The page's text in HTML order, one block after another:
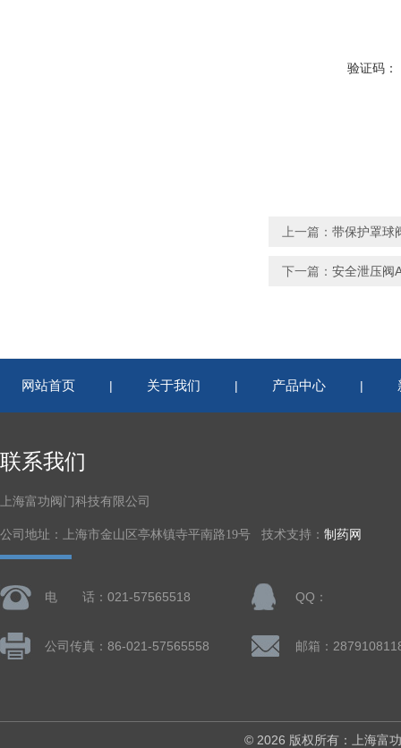
验证码：
上一篇： 带保护罩球
下一篇： 安全泄压阀
网站首页 | 关于我们 | 产品中心 |
联系我们
上海富功阀门科技有限公司
公司地址：上海市金山区亭林镇寺平南路19号 技术支持： 制药网
电 话：021-57565518 QQ：
公司传真：86-021-57565558 邮箱：
© 2026 版权所有：上海富